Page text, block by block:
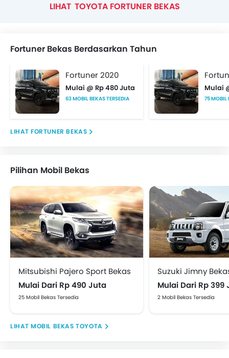
TOYOTA FORTUNER BEKAS
Fortuner Bekas Berdasarkan Tahun
Fortuner 2020
Mulai @ Rp 480 Juta
63 MOBIL BEKAS TERSEDIA
Mulai
75 MOBIL
FORTUNER BEKAS
Pilihan Mobil Bekas
Mitsubishi Pajero Sport Bekas
Mulai Dari Rp 490 Juta
25 Mobil Bekas Tersedia
Suzuki Jimny
Mulai Dari Rp 399
2 Mobil Bekas Tersedia
MOBIL BEKAS TOYOTA